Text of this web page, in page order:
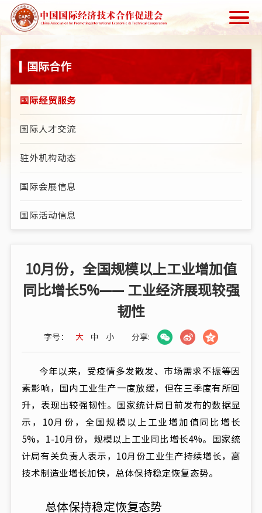
国际合作
国际经贸服务
国际人才交流
驻外机构动态
国际会展信息
国际活动信息
10月份，全国规模以上工业增加值
同比增长5%—— 工业经济展现较强
韧性
字号： 大 中 小 分享:
今年以来，受疫情多发散发、市场需求不振等因
素影响，国内工业生产一度放缓，但在三季度有所回
升，表现出较强韧性。国家统计局日前发布的数据显
示，10月份，全国规模以上工业增加值同比增长
5%，1-10月份，规模以上工业同比增长4%。国家统
计局有关负责人表示，10月份工业生产持续增长，高
技术制造业增长加快，总体保持稳定恢复态势。
总体保持稳定恢复态势